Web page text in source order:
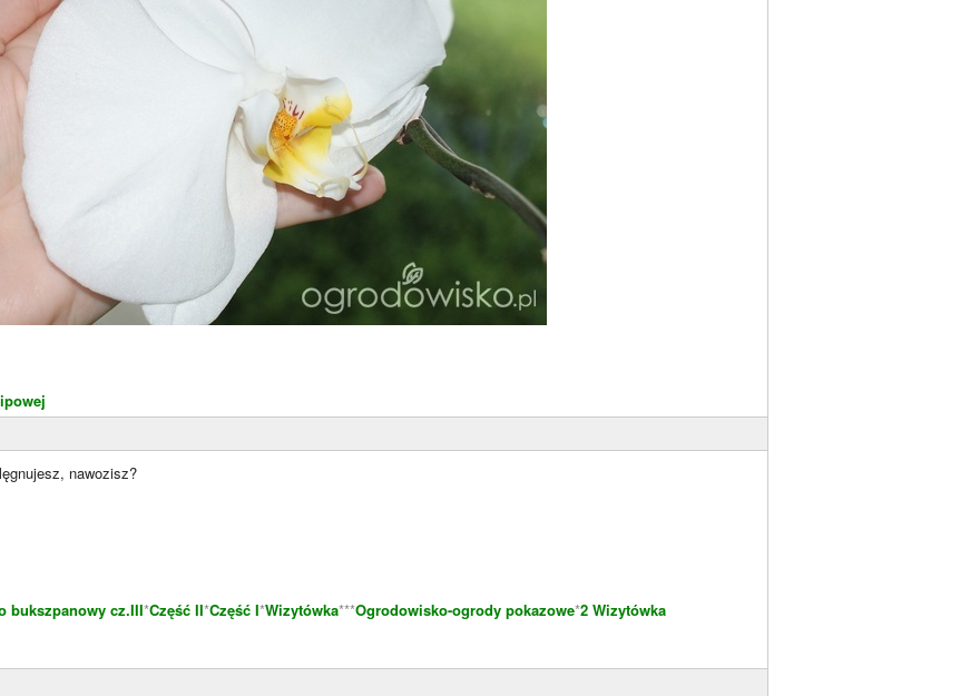
nawozisz?
bukszpanowy cz.III*Część II*Część I*Wizytówka***Ogrodowisko-ogrody pokazowe*2 Wizytówka